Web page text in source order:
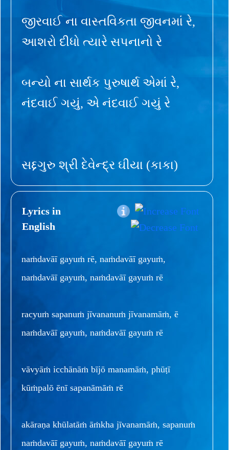
જીરવાઈ ના વાસ્તવિકતા જીવનમાં રે,
આશરો દીધો ત્યારે સપનાનો રે
બન્યો ના સાર્થક પુરુષાર્થ એમાં રે,
નંદવાઈ ગયું, એ નંદવાઈ ગયું રે
સદ્દગુરુ શ્રી દેવેન્દ્ર ઘીયા (કાકા)
Lyrics in
English
naṁdavāī gayuṁ rē, naṁdavāī gayuṁ,
naṁdavāī gayuṁ, naṁdavāī gayuṁ rē
racyuṁ sapanuṁ jīvananuṁ jīvanamāṁ, ē
naṁdavāī gayuṁ, naṁdavāī gayuṁ rē
vāvyāṁ icchānāṁ bījō manamāṁ, phūṭī
kūṁpalō ēnī sapanāmāṁ rē
akāraṇa khūlatāṁ āṁkha jīvanamāṁ, sapanuṁ
naṁdavāī gayuṁ, naṁdavāī gayuṁ rē